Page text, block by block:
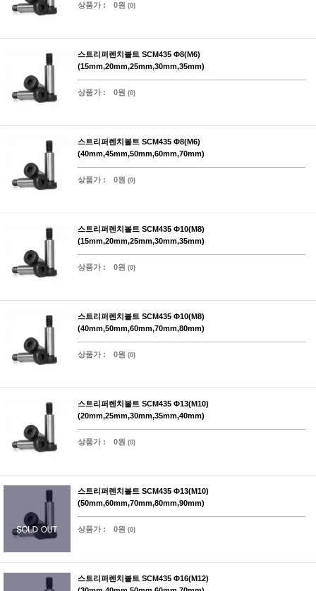
상품가 : 0원 (0)
스트리퍼렌치볼트 SCM435 Φ8(M6)
(15mm,20mm,25mm,30mm,35mm)
상품가 : 0원 (0)
스트리퍼렌치볼트 SCM435 Φ8(M6)
(40mm,45mm,50mm,60mm,70mm)
상품가 : 0원 (0)
스트리퍼렌치볼트 SCM435 Φ10(M8)
(15mm,20mm,25mm,30mm,35mm)
상품가 : 0원 (0)
스트리퍼렌치볼트 SCM435 Φ10(M8)
(40mm,50mm,60mm,70mm,80mm)
상품가 : 0원 (0)
스트리퍼렌치볼트 SCM435 Φ13(M10)
(20mm,25mm,30mm,35mm,40mm)
상품가 : 0원 (0)
스트리퍼렌치볼트 SCM435 Φ13(M10)
(50mm,60mm,70mm,80mm,90mm)
상품가 : 0원 (0)
스트리퍼렌치볼트 SCM435 Φ16(M12)